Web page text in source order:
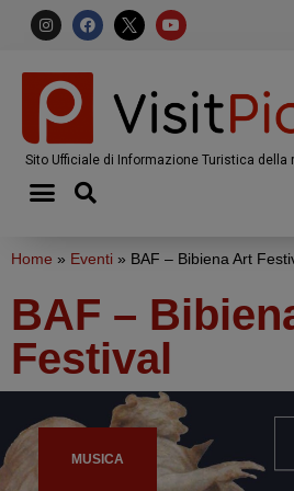
Sito Ufficiale di Informazione Turistica
Home » Eventi » BAF – Bibiena Art
BAF –
Festival
MUSICA